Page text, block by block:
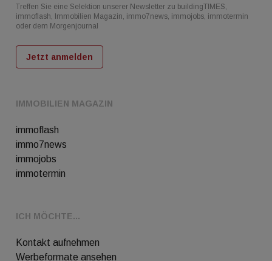
IMMOBILIEN MAGAZIN
immoflash
immo7news
immojobs
immotermin
ICH MÖCHTE...
Kontakt aufnehmen
Werbeformate ansehen
Treffen Sie eine Selektion unserer Newsletter zu buildingTIMES,
immoflash, Immobilien Magazin, immo7news, immojobs, immotermin
oder dem Morgenjournal
Jetzt anmelden